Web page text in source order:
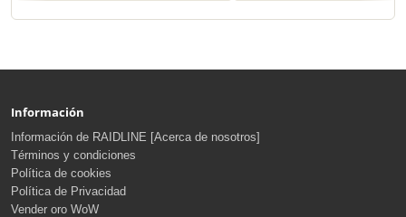
Información
Información de RAIDLINE [Acerca de nosotros]
Términos y condiciones
Política de cookies
Política de Privacidad
Vender oro WoW